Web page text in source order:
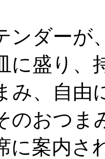
ンダーが
に盛り、
み、自由
のおつま
に案内さ